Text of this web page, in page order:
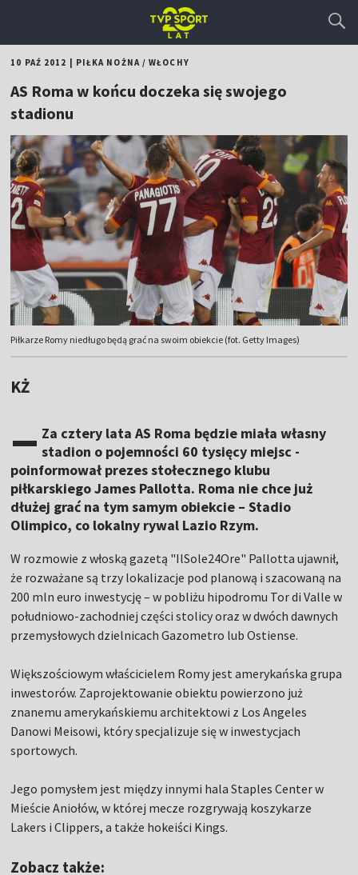
10 PAŹ 2012 PIŁKA NOŻNA/WŁOCHY
AS Roma w końcu doczeka się swojego
stadionu
Piłkarze Romy niedługo będą grać na swoim obiekcie (fot. Getty Images)
KŻ
– Za cztery lata AS Roma będzie miała własny
stadion o pojemności 60 tysięcy miejsc -
poinformował prezes stołecznego klubu
piłkarskiego James Pallotta. Roma nie chce już
dłużej grać na tym samym obiekcie – Stadio
Olimpico, co lokalny rywal Lazio Rzym.
W rozmowie z włoską gazetą "IlSole24Ore" Pallotta ujawnił,
że rozważane są trzy lokalizacje pod planową i szacowaną na
200 mln euro inwestycję – w pobliżu hipodromu Tor di Valle w
południowo-zachodniej części stolicy oraz w dwóch dawnych
przemysłowych dzielnicach Gazometro lub Ostiense.
Większościowym właścicielem Romy jest amerykańska grupa
inwestorów. Zaprojektowanie obiektu powierzono już
znanemu amerykańskiemu architektowi z Los Angeles
Danowi Meisowi, który specjalizuje się w inwestycjach
sportowych.
Jego pomysłem jest między innymi hala Staples Center w
Mieście Aniołów, w której mecze rozgrywają koszykarze
Lakers i Clippers, a także hokeiści Kings.
Zobacz także: